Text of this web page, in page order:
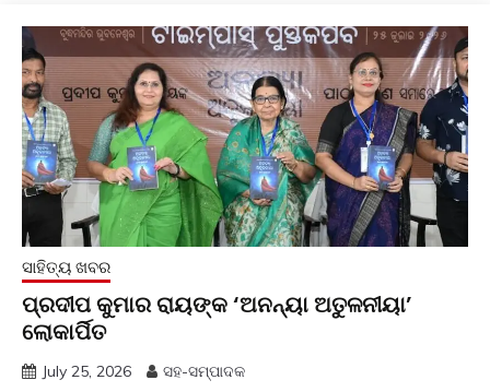
ସାହିତ୍ୟ ଖବର
ପ୍ରଦୀପ କୁମାର ରାୟଙ୍କ ‘ଅନନ୍ୟା ଅତୁଳନୀୟା’
ଲୋକାର୍ପିତ
July 25, 2026 ସହ-ସମ୍ପାଦକ